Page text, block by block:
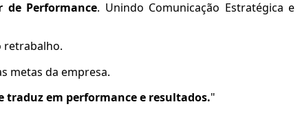
de Performance. Unindo Comunicação Estratégica e
retrabalho.
metas da empresa.
em performance e resultados."